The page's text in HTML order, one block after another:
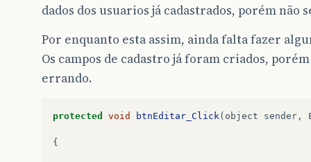
dados dos usuarios já cadastrados, porém não
Por enquanto esta assim, ainda falta fazer
Os campos de cadastro já foram criados,
errando.
protected void btnEditar_Click ( object sender ,
{